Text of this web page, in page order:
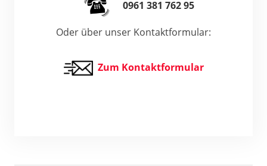
0961 381 762 95
Oder über unser Kontaktformular:
Zum Kontaktformular